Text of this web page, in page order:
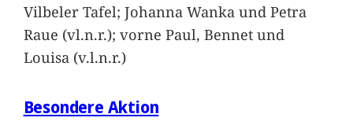
Vilbeler Tafel; Johanna Wanka und Petra
Raue (vl.n.r.); vorne Paul, Bennet und
Louisa (v.l.n.r.)
Besondere Aktion